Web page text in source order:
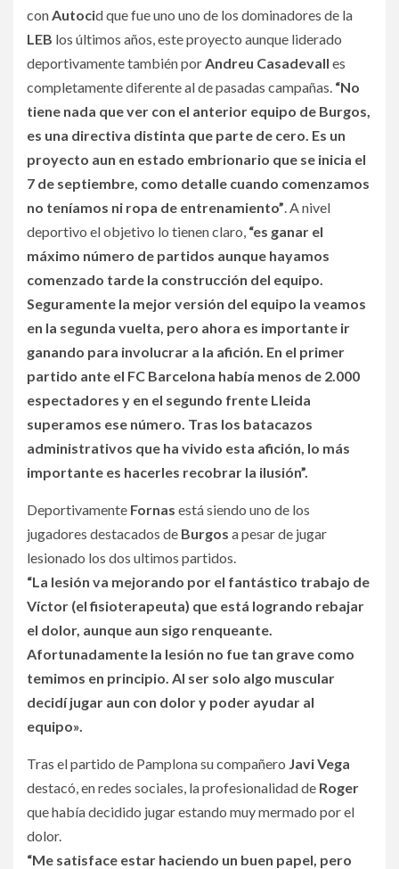
conAutocid que fue uno uno de los dominadores de la
LEB los últimos años, este proyecto aunque liderado
deportivamente también porAndreu Casadevall es
completamente diferente al de pasadas campañas. “No
tiene nada que ver con el anterior equipo de Burgos,
es una directiva distinta que parte de cero. Es un
proyecto aun en estado embrionario que se inicia el
7 de septiembre, como detalle cuando comenzamos
no teníamos ni ropa de entrenamiento”. A nivel
deportivo el objetivo lo tienen claro, “es ganar el
máximo número de partidos aunque hayamos
comenzado tarde la construcción del equipo.
Seguramente la mejor versión del equipo la veamos
en la segunda vuelta, pero ahora es importante ir
ganando para involucrar a la afición. En el primer
partido ante el FC Barcelona había menos de 2.000
espectadores y en el segundo frente Lleida
superamos ese número. Tras los batacazos
administrativos que ha vivido esta afición, lo más
importante es hacerles recobrar la ilusión”.
Deportivamente Fornas está siendo uno de los
jugadores destacados de Burgos a pesar de jugar
lesionado los dos ultimos partidos.
“La lesión va mejorando por el fantástico trabajo de
Víctor (el fisioterapeuta) que está logrando rebajar
el dolor, aunque aun sigo renqueante.
Afortunadamente la lesión no fue tan grave como
temimos en principio. Al ser solo algo muscular
decidí jugar aun con dolor y poder ayudar al
equipo».
Tras el partido de Pamplona su compañero Javi Vega
destacó, en redes sociales, la profesionalidad de Roger
que había decidido jugar estando muy mermado por el
dolor.
“Me satisface estar haciendo un buen papel, pero